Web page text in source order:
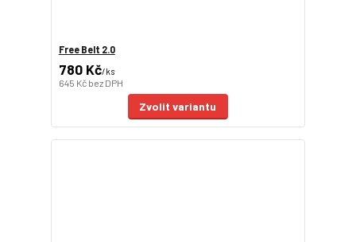
Free Belt 2.0
780 Kč/ks
645 Kč bez DPH
Zvolit variantu